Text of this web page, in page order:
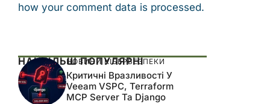
how your comment data is processed.
НАЙБІЛЬШ ПОПУЛЯРНІ
НОВИНИ КІБЕРБЕЗПЕКИ
Критичні Вразливості У
Veeam VSPC, Terraform
MCP Server Та Django